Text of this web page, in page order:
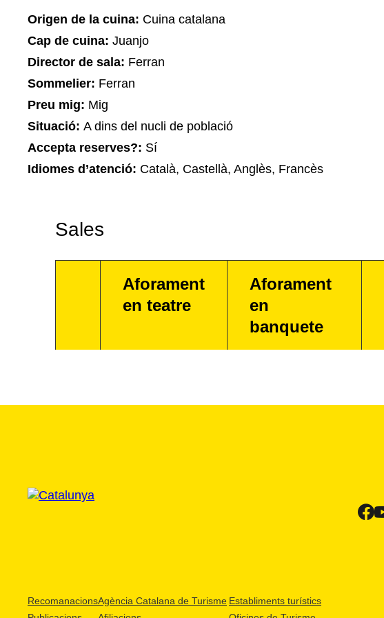
Origen de la cuina: Cuina catalana
Cap de cuina: Juanjo
Director de sala: Ferran
Sommelier: Ferran
Preu mig: Mig
Situació: A dins del nucli de població
Accepta reserves?: Sí
Idiomes d’atenció: Català, Castellà, Anglès, Francès
Sales
Aforament
en teatre
Aforament
en
banquete
RecomanacionsAgència Catalana de Turisme Establiments turístics